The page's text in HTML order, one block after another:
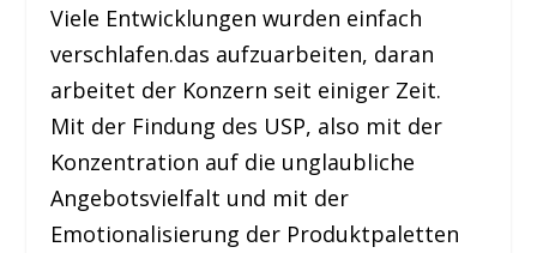
Viele Entwicklungen wurden einfach
verschlafen.das aufzuarbeiten, daran
arbeitet der Konzern seit einiger Zeit.
Mit der Findung des USP, also mit der
Konzentration auf die unglaubliche
Angebotsvielfalt und mit der
Emotionalisierung der Produktpaletten